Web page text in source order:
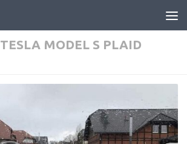
TESLA MODEL S PLAID